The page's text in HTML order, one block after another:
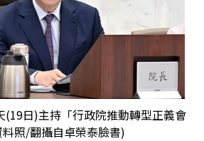
(19日)主持「行政院推動轉型正義會
照/翻攝自卓榮泰臉書)